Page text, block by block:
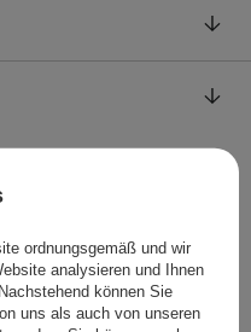
ordnungsgemäß und wir
analysieren und Ihnen
können Sie
uns als auch von unseren